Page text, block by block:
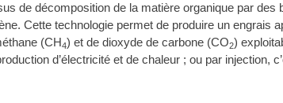
de décomposition de la matière organique par des
Cette technologie permet de produire un engrais
(CH4) et de dioxyde de carbone (CO2)
d’électricité et de chaleur ; ou par injection,